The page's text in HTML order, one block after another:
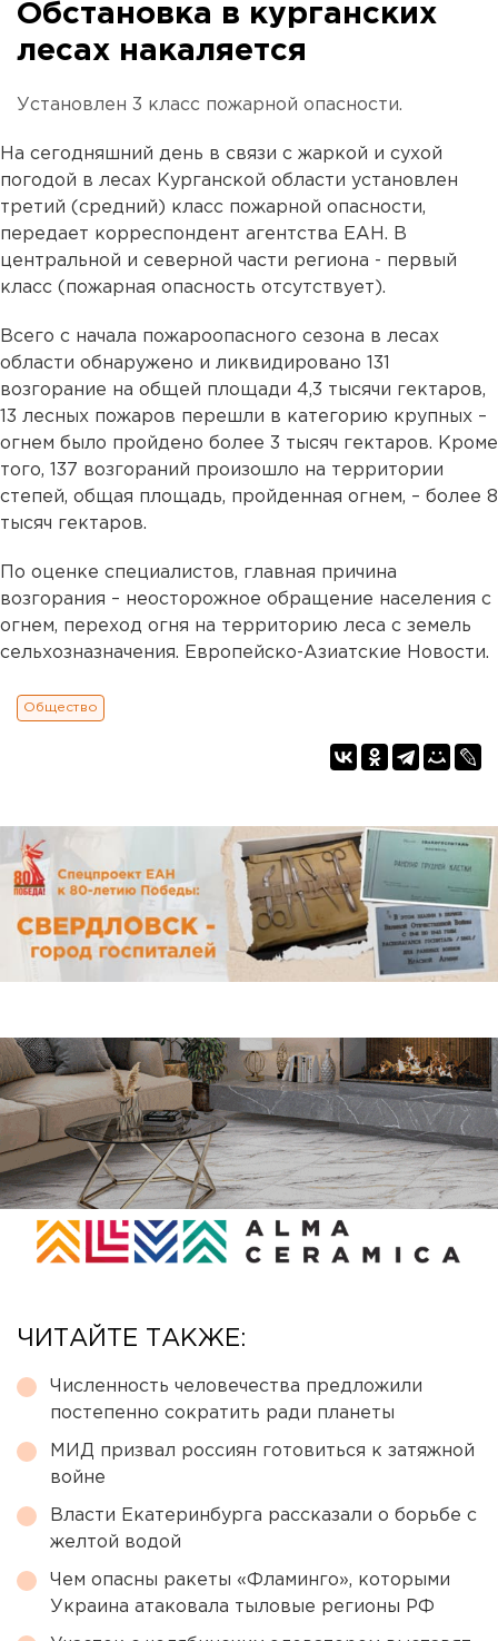
Обстановка в курганских
лесах накаляется
Установлен 3 класс пожарной опасности.
На сегодняшний день в связи с жаркой и сухой
погодой в лесах Курганской области установлен
третий (средний) класс пожарной опасности,
передает корреспондент агентства ЕАН. В
центральной и северной части региона - первый
класс (пожарная опасность отсутствует).
Всего с начала пожароопасного сезона в лесах
области обнаружено и ликвидировано 131
возгорание на общей площади 4,3 тысячи гектаров,
13 лесных пожаров перешли в категорию крупных –
огнем было пройдено более 3 тысяч гектаров. Кроме
того, 137 возгораний произошло на территории
степей, общая площадь, пройденная огнем, – более 8
тысяч гектаров.
По оценке специалистов, главная причина
возгорания – неосторожное обращение населения с
огнем, переход огня на территорию леса с земель
сельхозназначения. Европейско-Азиатские Новости.
Общество
ЧИТАЙТЕ ТАКЖЕ:
Численность человечества предложили
постепенно сократить ради планеты
МИД призвал россиян готовиться к затяжной
войне
Власти Екатеринбурга рассказали о борьбе с
желтой водой
Чем опасны ракеты «Фламинго», которыми
Украина атаковала тыловые регионы РФ